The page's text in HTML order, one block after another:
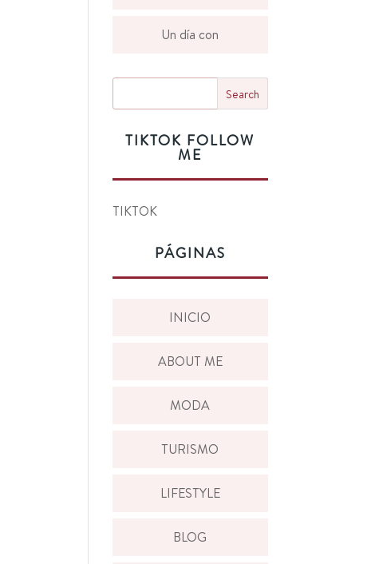
Un día con
TIKTOK FOLLOW
ME
TIKTOK
PÁGINAS
INICIO
ABOUT ME
MODA
TURISMO
LIFESTYLE
BLOG